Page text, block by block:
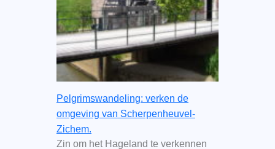
Pelgrimswandeling: verken de
omgeving van Scherpenheuvel-
Zichem.
Zin om het Hageland te verkennen